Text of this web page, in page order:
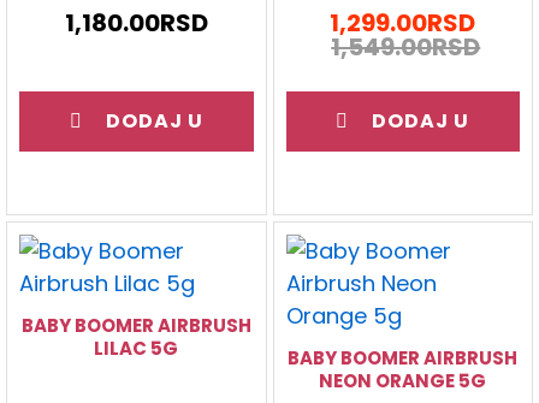
1,180.00RSD
DODAJ U
1,299.00RSD
1,549.00RSD
DODAJ U
BABY BOOMER AIRBRUSH
LILAC 5G
BABY BOOMER AIRBRUSH
NEON ORANGE 5G